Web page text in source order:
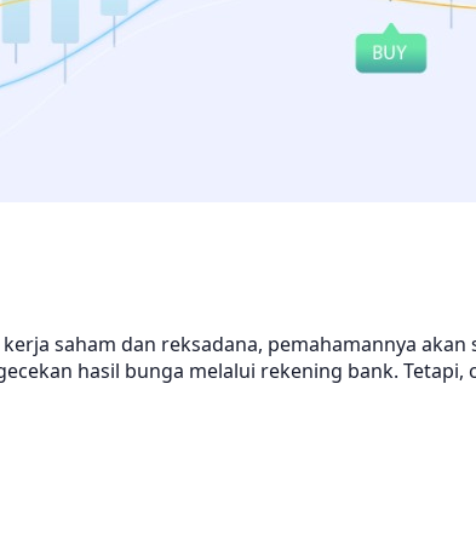
saham dan reksadana, pemahamannya
hasil bunga melalui rekening bank.